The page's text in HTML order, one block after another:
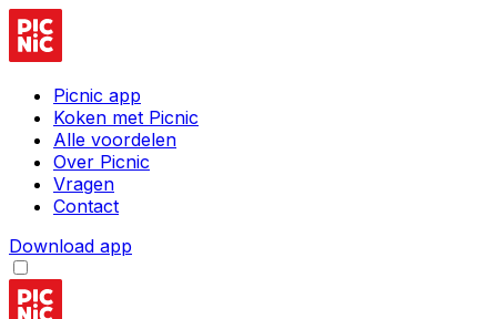
Picnic app
Koken met Picnic
Alle voordelen
Over Picnic
Vragen
Contact
Download app